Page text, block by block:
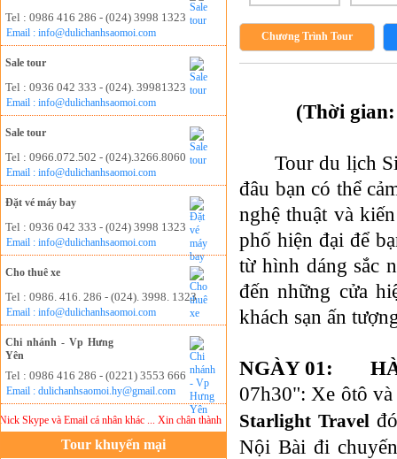
Tel : 0986 416 286 - (024) 3998 1323
Email : info@dulichanhsaomoi.com
Sale tour
Tel : 0936 042 333 - (024). 39981323
Email : info@dulichanhsaomoi.com
Sale tour
Tel : 0966.072.502 - (024).3266.8060
Email : info@dulichanhsaomoi.com
Đặt vé máy bay
Tel : 0936 042 333 - (024) 3998 1323
Email : info@dulichanhsaomoi.com
Cho thuê xe
Tel : 0986. 416. 286 - (024). 3998. 1323
Email : info@dulichanhsaomoi.com
Chi nhánh - Vp Hưng
Yên
Tel : 0986 416 286 - (0221) 3553 666
Email : dulichanhsaomoi.hy@gmail.com
Lưu ý:DU LỊCH ÁNH SAO
và Email cá nhân khác ... Xin chân thành cảm ơn!
Tour khuyến mại
Chương Trình Tour
(Thời
Tour du lịch
đâu bạn có thể
nghệ thuật và
phố hiện đại để
từ hình dáng sắc
đến những cửa
khách sạn ấn
NGÀY 01:
07h30": Xe ôtô
Starlight Travel
Nội Bài đi